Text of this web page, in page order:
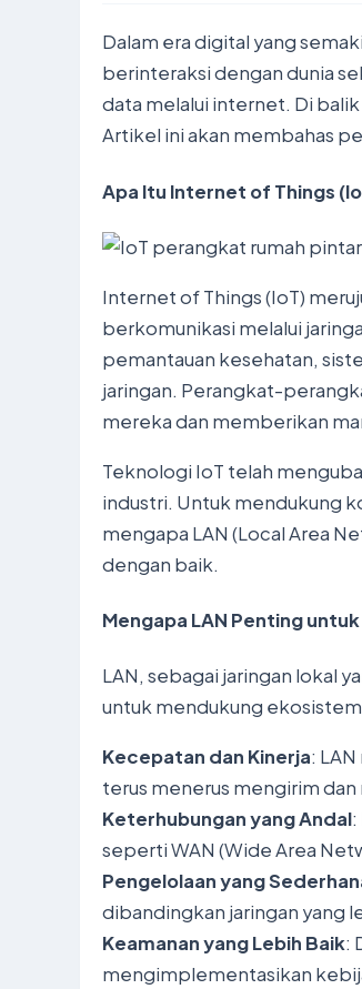
Dalam era digital yang
berinteraksi dengan dunia
data melalui internet. Di
Artikel ini akan membahas
Apa Itu Internet of Things
Internet of Things (IoT)
berkomunikasi melalui
pemantauan kesehatan,
jaringan. Perangkat-
mereka dan memberikan
Teknologi IoT telah
industri. Untuk mendukung
mengapa LAN (Local Area
dengan baik.
Mengapa LAN Penting
LAN, sebagai jaringan lokal
untuk mendukung ekosistem
Kecepatan dan Kinerja:
terus menerus mengirim
Keterhubungan yang Andal
seperti WAN (Wide Area
Pengelolaan yang
dibandingkan jaringan yang
Keamanan yang Lebih Baik:
mengimplementasikan